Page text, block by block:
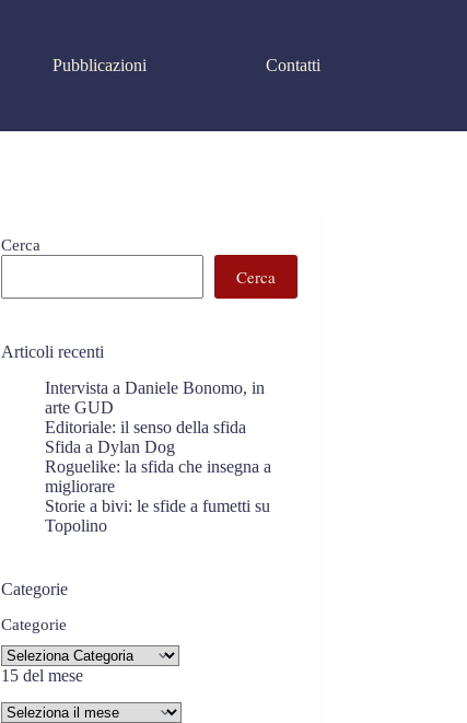
Pubblicazioni Contatti
Cerca
Cerca
Articoli recenti
Intervista a Daniele Bonomo, in
arte GUD
Editoriale: il senso della sfida
Sfida a Dylan Dog
Roguelike: la sfida che insegna a
migliorare
Storie a bivi: le sfide a fumetti su
Topolino
Categorie
Categorie
15 del mese